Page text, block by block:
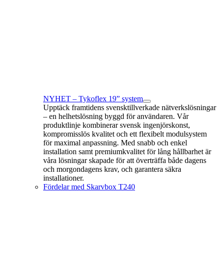
NYHET – Tykoflex 19” system
Upptäck framtidens svensktillverkade nätverkslösningar
– en helhetslösning byggd för användaren. Vår
produktlinje kombinerar svensk ingenjörskonst,
kompromisslös kvalitet och ett flexibelt modulsystem
för maximal anpassning. Med snabb och enkel
installation samt premiumkvalitet för lång hållbarhet är
våra lösningar skapade för att överträffa både dagens
och morgondagens krav, och garantera säkra
installationer.
Fördelar med Skarvbox T240